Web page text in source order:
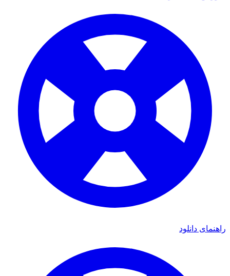
راهنمای دانلود